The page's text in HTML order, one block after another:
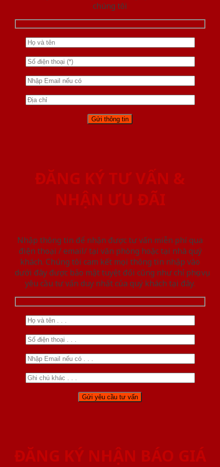
chúng tôi
ĐĂNG KÝ TƯ VẤN &
NHẬN ƯU ĐÃI
Nhập thông tin để nhận được tư vấn miễn phí qua
điện thoại / email/ tại văn phòng hoặc tại nhà quý
khách. Chúng tôi cam kết mọi thông tin nhập vào
dưới đây được bảo mật tuyệt đối cũng như chỉ phục vụ
yêu cầu tư vấn duy nhất của quý khách tại đây.
ĐĂNG KÝ NHẬN BÁO GIÁ